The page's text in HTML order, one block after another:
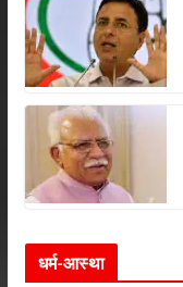
p k
धर्म-आस्था